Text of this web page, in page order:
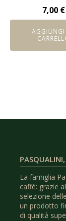
7,00 €
PASQUALINI,
La famiglia
caffè: grazie
selezione
un prodotto
di qualità